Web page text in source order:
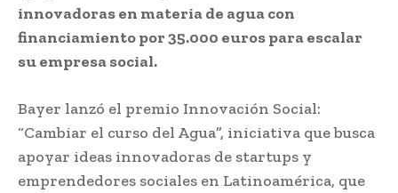
innovadoras en materia de agua con
financiamiento por 35.000 euros para escalar
su empresa social.
Bayer lanzó el premio Innovación Social:
“Cambiar el curso del Agua”, iniciativa que busca
apoyar ideas innovadoras de startups y
emprendedores sociales en Latinoamérica, que